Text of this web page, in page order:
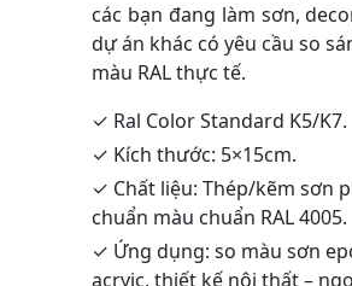
các bạn đang làm sơn,
dự án khác có yêu cầu so
màu RAL thực tế.
✓ Ral Color Standard K5/K7.
✓ Kích thước: 5×15cm.
✓ Chất liệu: Thép/kẽm sơn
chuẩn màu chuẩn RAL 4005.
✓ Ứng dụng: so màu sơn
acryic, thiết kế nội thất –